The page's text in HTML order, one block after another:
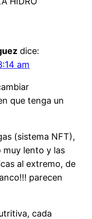
dice:
am
que tenga un
(sistema NFT),
muy lento y las
al extremo, de
parecen
cada